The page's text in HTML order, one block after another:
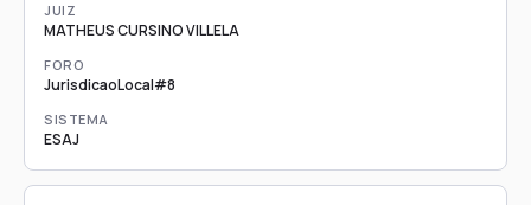
JUIZ
MATHEUS CURSINO VILLELA
FORO
JurisdicaoLocal#8
SISTEMA
ESAJ